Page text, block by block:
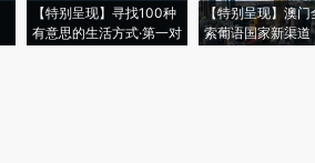
【特别呈现】寻找100种
有意思的生活方式·第一对
【特别呈现】澳门
索葡语国家新渠道